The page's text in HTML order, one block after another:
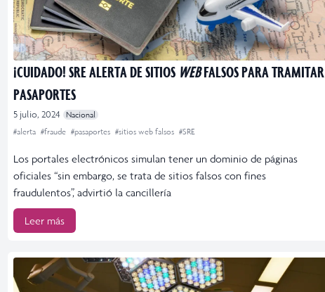
¡CUIDADO! SRE ALERTA DE SITIOS WEBFALSOS PARA TRAMITAR
PASAPORTES
5 julio, 2024
Nacional
#alerta #fraude #pasaportes #sitios web falsos #SRE
Los portales electrónicos simulan tener un dominio de páginas
oficiales “sin embargo, se trata de sitios falsos con fines
fraudulentos”, advirtió la cancillería
Leer más